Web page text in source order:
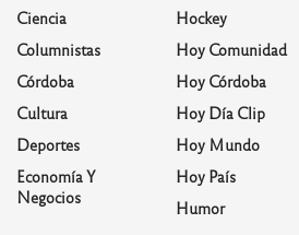
Ciencia
Columnistas
Córdoba
Cultura
Deportes
Economía Y
Negocios
Hockey
Hoy Comunidad
Hoy Córdoba
Hoy Día Clip
Hoy Mundo
Hoy País
Humor